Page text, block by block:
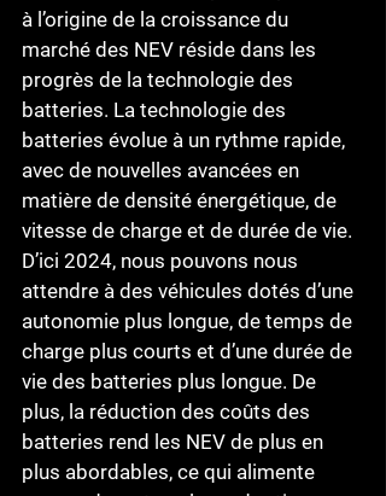
à l’origine de la croissance du
marché des NEV réside dans les
progrès de la technologie des
batteries. La technologie des
batteries évolue à un rythme rapide,
avec de nouvelles avancées en
matière de densité énergétique, de
vitesse de charge et de durée de vie.
D’ici 2024, nous pouvons nous
attendre à des véhicules dotés d’une
autonomie plus longue, de temps de
charge plus courts et d’une durée de
vie des batteries plus longue. De
plus, la réduction des coûts des
batteries rend les NEV de plus en
plus abordables, ce qui alimente